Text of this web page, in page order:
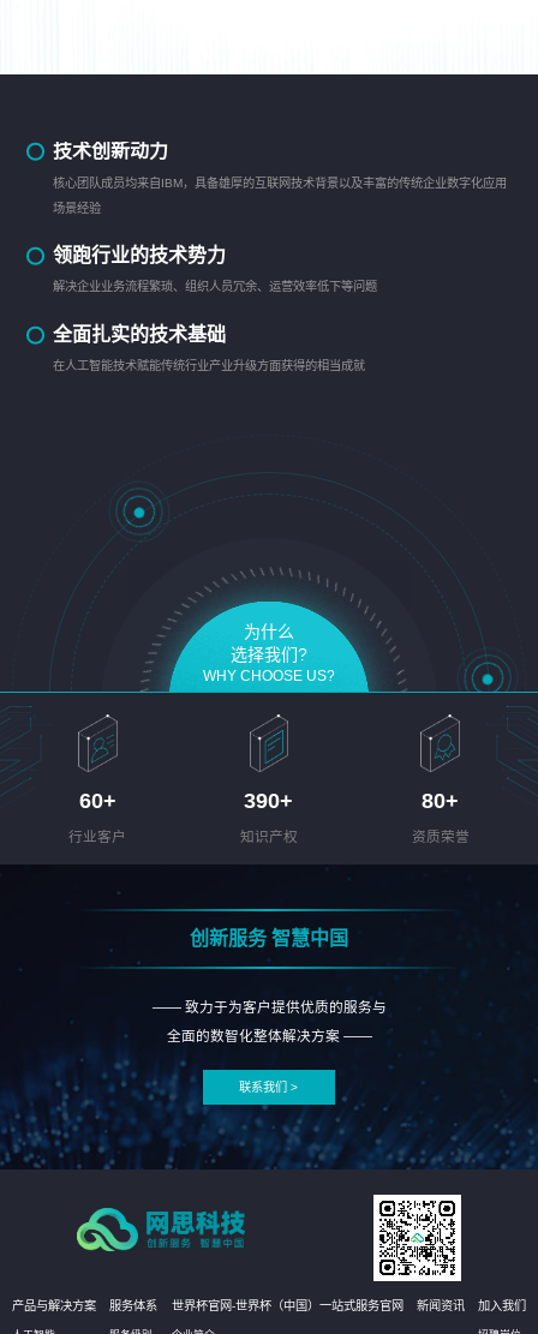
技术创新动力
核心团队成员均来自IBM，具备雄厚的互联网技术背景以及丰富的传统企业数字化应用
场景经验
领跑行业的技术势力
解决企业业务流程繁琐、组织人员冗余、运营效率低下等问题
全面扎实的技术基础
在人工智能技术赋能传统行业产业升级方面获得的相当成就
为什么
选择我们?
WHY CHOOSE US?
60+
行业客户
390+
知识产权
80+
资质荣誉
创新服务 智慧中国
—— 致力于为客户提供优质的服务与
全面的数智化整体解决方案 ——
联系我们 >
产品与解决方案 服务体系 世界杯官网-世界杯（中国）一站式服务官网 新闻资讯 加入我们